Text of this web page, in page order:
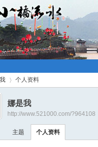
个人资料
娜是我
http://www.521000.com/?964108
主题 个人资料